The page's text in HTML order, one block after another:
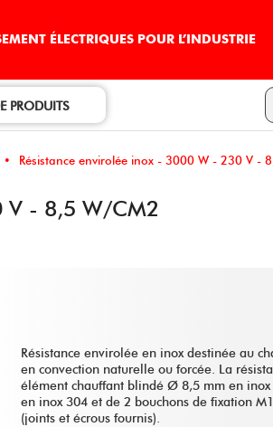
ÉLECTRIQUES POUR L’INDUSTRIE
PRODUITS
Résistance envirolée inox - 3000 W - 230 V -
V - 8,5 W/CM2
Résistance envirolée en inox destinée au
en convection naturelle ou forcée. La
élément chauffant blindé Ø 8,5 mm en
en inox 304 et de 2 bouchons de fixation
(joints et écrous fournis).